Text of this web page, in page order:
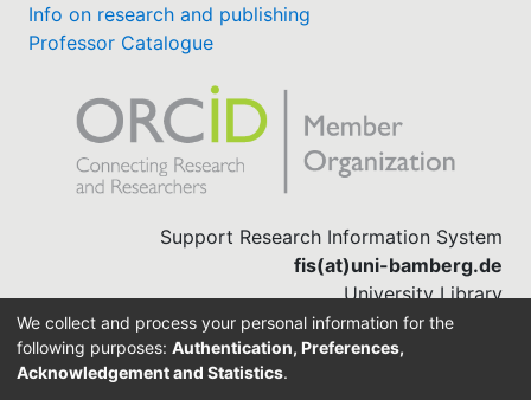
Info on research and publishing
Professor Catalogue
Support Research Information System
fis(at)uni-bamberg.de
University Library
(0951) 863-1568
We collect and process your personal information for the
following purposes: Authentication, Preferences,
Acknowledgement and Statistics.